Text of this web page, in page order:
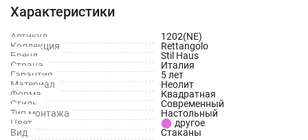
Характеристики
Артикул
1202(NE)
Коллекция
Rettangolo
Бренд
Stil Haus
Страна
Италия
Гарантия
5 лет
Материал
Неолит
Форма
Квадратная
Стиль
Современный
Тип монтажа
Настольный
Цвет
другое
Вид
Стаканы